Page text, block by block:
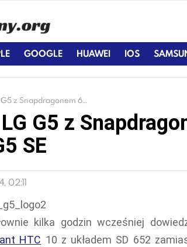
GOOGLE HUAWEI IOS
652 nazywany będzie G5 SE
G5 z
SE
02:11
kilka godzin wcześniej
HTC 10 z układem SD 652